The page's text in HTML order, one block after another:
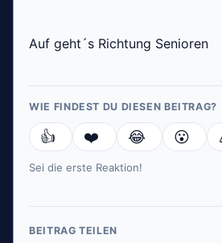
Auf geht´s Richtung Senioren
WIE FINDEST DU DIESEN BEITRAG?
👍 ❤️ 😂 😮
Sei die erste Reaktion!
BEITRAG TEILEN